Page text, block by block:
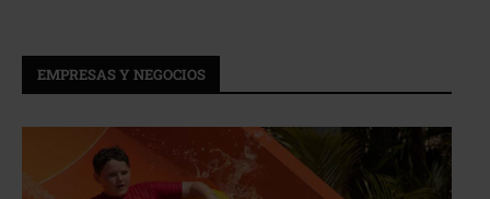
EMPRESAS Y NEGOCIOS